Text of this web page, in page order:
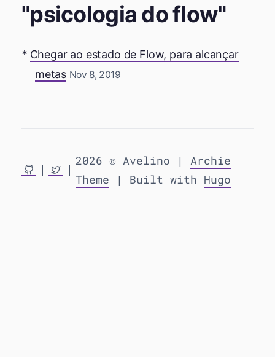
"psicologia do flow"
Chegar ao estado de Flow, para alcançar
metas Nov 8, 2019
2026 © Avelino | Archie
Theme | Built with Hugo